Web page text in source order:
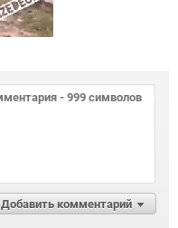
Добавить комментарий